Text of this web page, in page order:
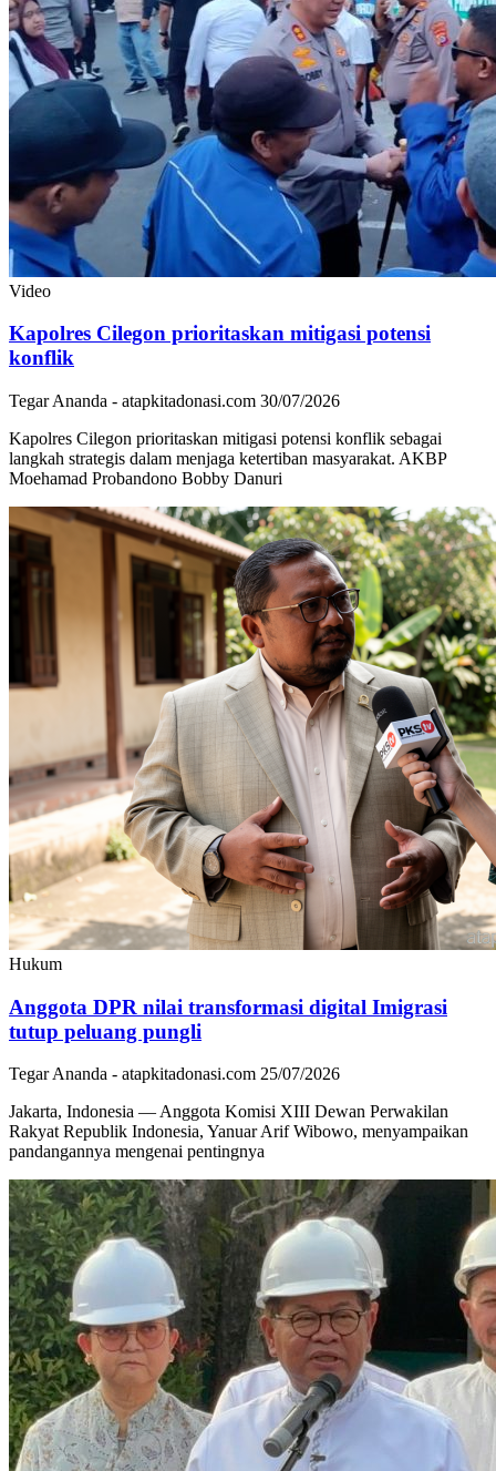
Video
Kapolres Cilegon prioritaskan mitigasi potensi
konflik
Tegar Ananda - atapkitadonasi.com 30/07/2026
Kapolres Cilegon prioritaskan mitigasi potensi konflik sebagai
langkah strategis dalam menjaga ketertiban masyarakat. AKBP
Moehamad Probandono Bobby Danuri
Hukum
Anggota DPR nilai transformasi digital Imigrasi
tutup peluang pungli
Tegar Ananda - atapkitadonasi.com 25/07/2026
Jakarta, Indonesia — Anggota Komisi XIII Dewan Perwakilan
Rakyat Republik Indonesia, Yanuar Arif Wibowo, menyampaikan
pandangannya mengenai pentingnya